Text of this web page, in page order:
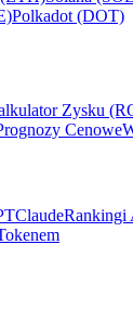
Polkadot (DOT)
Zysku
Cenowe
ClaudeRankingi